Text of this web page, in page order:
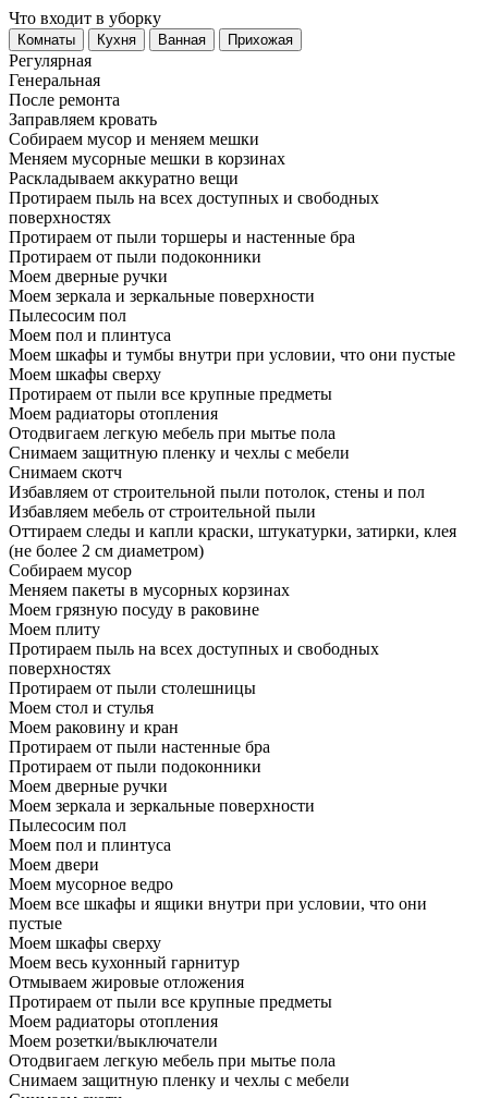
Что входит в уборку
Регу­лярная
Гене­ральная
После ремонта
Заправляем кровать
Собираем мусор и меняем мешки
Меняем мусорные мешки в корзинах
Раскладываем аккуратно вещи
Протираем пыль на всех доступных и свободных
поверхностях
Протираем от пыли торшеры и настенные бра
Протираем от пыли подоконники
Моем дверные ручки
Моем зеркала и зеркальные поверхности
Пылесосим пол
Моем пол и плинтуса
Моем шкафы и тумбы внутри при условии, что они пустые
Моем шкафы сверху
Протираем от пыли все крупные предметы
Моем радиаторы отопления
Отодвигаем легкую мебель при мытье пола
Снимаем защитную пленку и чехлы с мебели
Снимаем скотч
Избавляем от строительной пыли потолок, стены и пол
Избавляем мебель от строительной пыли
Оттираем следы и капли краски, штукатурки, затирки, клея
(не более 2 см диаметром)
Собираем мусор
Меняем пакеты в мусорных корзинах
Моем грязную посуду в раковине
Моем плиту
Протираем пыль на всех доступных и свободных
поверхностях
Протираем от пыли столешницы
Моем стол и стулья
Моем раковину и кран
Протираем от пыли настенные бра
Протираем от пыли подоконники
Моем дверные ручки
Моем зеркала и зеркальные поверхности
Пылесосим пол
Моем пол и плинтуса
Моем двери
Моем мусорное ведро
Моем все шкафы и ящики внутри при условии, что они
пустые
Моем шкафы сверху
Моем весь кухонный гарнитур
Отмываем жировые отложения
Протираем от пыли все крупные предметы
Моем радиаторы отопления
Моем розетки/выключатели
Отодвигаем легкую мебель при мытье пола
Снимаем защитную пленку и чехлы с мебели